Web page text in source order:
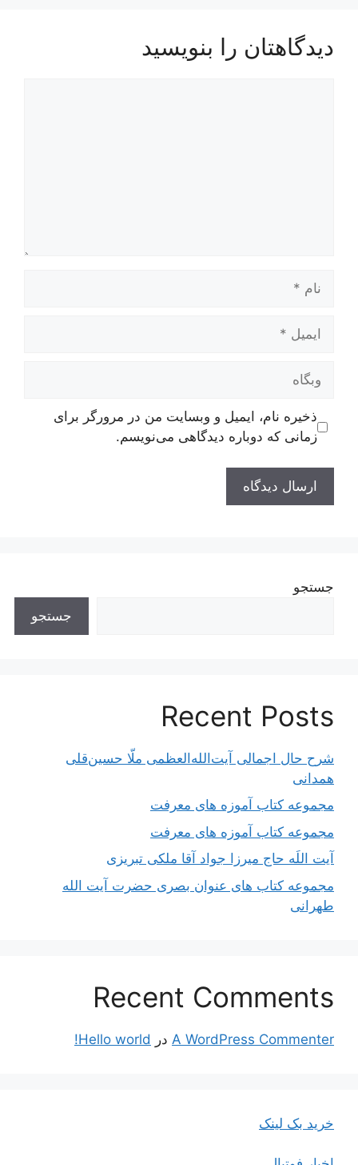
دیدگاهتان را بنویسید
ایمیل
وبگاه
ذخیره نام، ایمیل و وبسایت من در مرورگر برای
زمانی که دوباره دیدگاهی می‌نویسم.
جستجو
جستجو
Recent Posts
شرح حال اجمالی آیت‌الله‌العظمی ملّا حسین‌قلی
همدانی
مجموعه کتاب آموزه های معرفت
مجموعه کتاب آموزه های معرفت
آیت اللَه حاج میرزا جواد آقا ملکی تبریزی
مجموعه کتاب های عنوان بصری حضرت آیت الله
طهرانی
Recent Comments
A WordPress Commenter در Hello world!
خرید بک لینک